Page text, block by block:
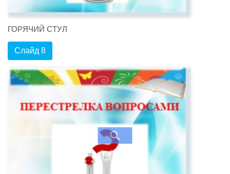
ГОРЯЧИЙ СТУЛ
Слайд 8